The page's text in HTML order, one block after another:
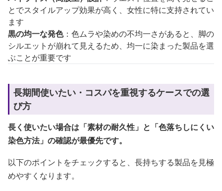
とでスタイルアップ効果が高く、女性に特に支持されてい
ます
黒の均一な発色：色ムラや染めの不均一さがあると、脚の
シルエットが崩れて見えるため、均一に染まった製品を選
ぶことが重要です
長期間使いたい・コスパを重視するケースでの選
び方
長く使いたい場合は「素材の耐久性」と「色落ちしにくい
染色方法」の確認が最優先です。
以下のポイントをチェックすると、長持ちする製品を見極
めやすくなります。